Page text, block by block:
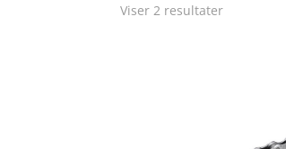
Viser 2 resultater